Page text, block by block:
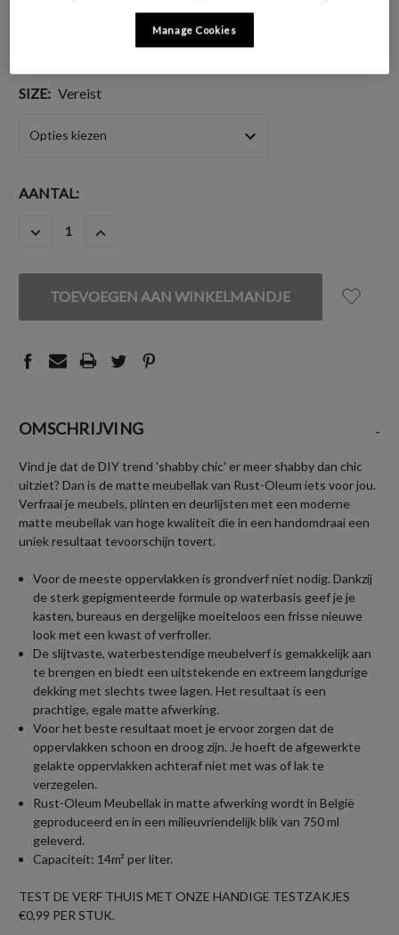
KLEURCOLLECTIE: Pastel tinten
SIZE: Vereist
HUIDIGE
AANTAL:
HOEVEELHEID
VAN
UNDEFINED
HOEVEELHEID
VAN
UNDEFINED
OMSCHRIJVING -
Vind je dat de DIY trend 'shabby chic' er meer shabby dan chic
uitziet? Dan is de matte meubellak van Rust-Oleum iets voor jou.
Verfraai je meubels, plinten en deurlijsten met een moderne
matte meubellak van hoge kwaliteit die in een handomdraai een
uniek resultaat tevoorschijn tovert.
Voor de meeste oppervlakken is grondverf niet nodig. Dankzij
de sterk gepigmenteerde formule op waterbasis geef je je
kasten, bureaus en dergelijke moeiteloos een frisse nieuwe
look met een kwast of verfroller.
De slijtvaste, waterbestendige meubelverf is gemakkelijk aan
te brengen en biedt een uitstekende en extreem langdurige
dekking met slechts twee lagen. Het resultaat is een
prachtige, egale matte afwerking.
Voor het beste resultaat moet je ervoor zorgen dat de
oppervlakken schoon en droog zijn. Je hoeft de afgewerkte
gelakte oppervlakken achteraf niet met was of lak te
verzegelen.
Rust-Oleum Meubellak in matte afwerking wordt in België
geproduceerd en in een milieuvriendelijk blik van 750 ml
geleverd.
Capaciteit: 14m² per liter.
TEST DE VERF THUIS MET ONZE HANDIGE TESTZAKJES
€0,99 PER STUK.
Manage Cookies